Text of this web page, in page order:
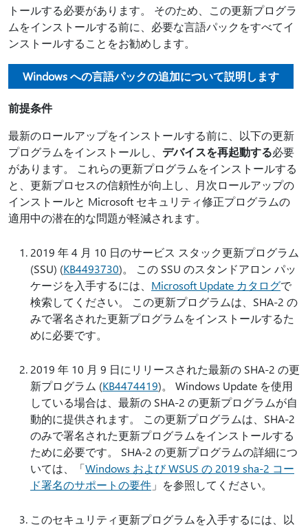
トールする必要があります。 そのため、この更新プログラ
ムをインストールする前に、必要な言語パックをすべてイ
ンストールすることをお勧めします。
Windows への言語パックの追加について説明します
前提条件
最新のロールアップをインストールする前に、以下の更新
プログラムをインストールし、 デバイスを再起動する必要
があります。 これらの更新プログラムをインストールする
と、更新プロセスの信頼性が向上し、月次ロールアップの
インストールと Microsoft セキュリティ修正プログラムの
適用中の潜在的な問題が軽減されます。
2019 年 4 月 10 日のサービス スタック更新プログラム
(SSU) (KB4493730)。 この SSU のスタンドアロン パッ
ケージを入手するには、 Microsoft Update カタログで
検索してください。 この更新プログラムは、SHA-2 の
みで署名された更新プログラムをインストールするた
めに必要です。
2019 年 10 月 9 日にリリースされた最新の SHA-2 の更
新プログラム (KB4474419)。 Windows Update を使用
している場合は、最新の SHA-2 の更新プログラムが自
動的に提供されます。 この更新プログラムは、SHA-2
のみで署名された更新プログラムをインストールする
ために必要です。 SHA-2 の更新プログラムの詳細につ
いては、「Windows および WSUS の 2019 sha-2 コー
ド署名のサポートの要件 」を参照してください。
このセキュリティ更新プログラムを入手するには、以